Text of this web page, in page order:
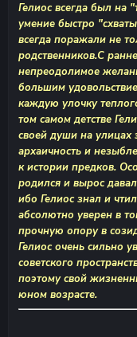
Гелиос всегда был на
умение быстро
всегда поражали не
родственников.С
непреодолимое
большим
каждую улочку
том самом детстве
своей души на улицах
архаичность и
к истории предков.
родился и вырос
ибо Гелиос знал и
абсолютно уверен в
прочную опору в
Гелиос очень сильно
советского
поэтому свой
юном возрасте.